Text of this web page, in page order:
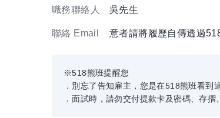
職務聯絡人 吳先生
聯絡 Email 意者請將履歷自傳透過
※518熊班提醒您
．別忘了告知雇主，您是在518熊班看到
．面試時，請勿交付提款卡及密碼、存